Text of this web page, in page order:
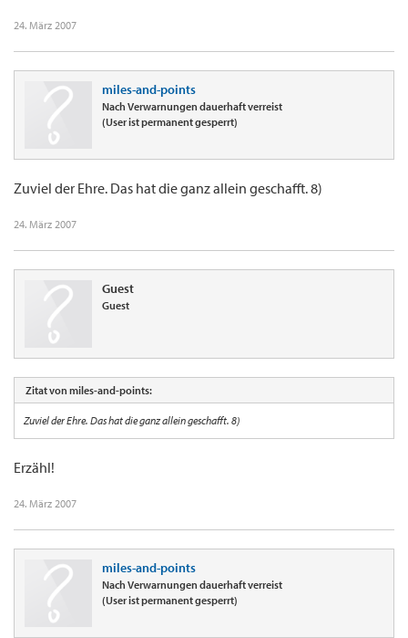
24. März 2007
miles-and-points
Nach Verwarnungen dauerhaft verreist
(User ist permanent gesperrt)
Zuviel der Ehre. Das hat die ganz allein geschafft. 8)
24. März 2007
Guest
Guest
Zitat von miles-and-points:
Zuviel der Ehre. Das hat die ganz allein geschafft. 8)
Erzähl!
24. März 2007
miles-and-points
Nach Verwarnungen dauerhaft verreist
(User ist permanent gesperrt)